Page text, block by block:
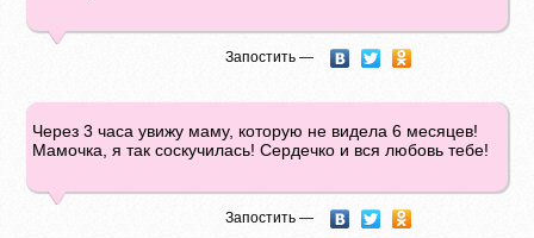
Запостить —
Через 3 часа увижу маму, которую не видела 6 месяцев!
Мамочка, я так соскучилась! Сердечко и вся любовь тебе!
Запостить —